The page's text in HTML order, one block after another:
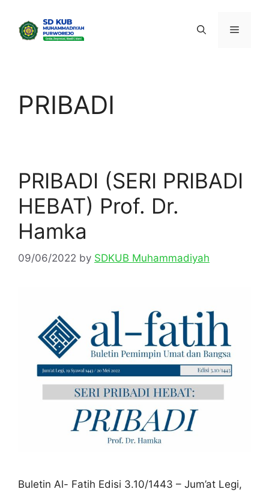
content
Menu
PRIBADI
PRIBADI (SERI PRIBADI
HEBAT) Prof. Dr.
Hamka
09/06/2022 by SDKUB Muhammadiyah
Buletin Al- Fatih Edisi 3.10/1443 – Jum’at Legi,